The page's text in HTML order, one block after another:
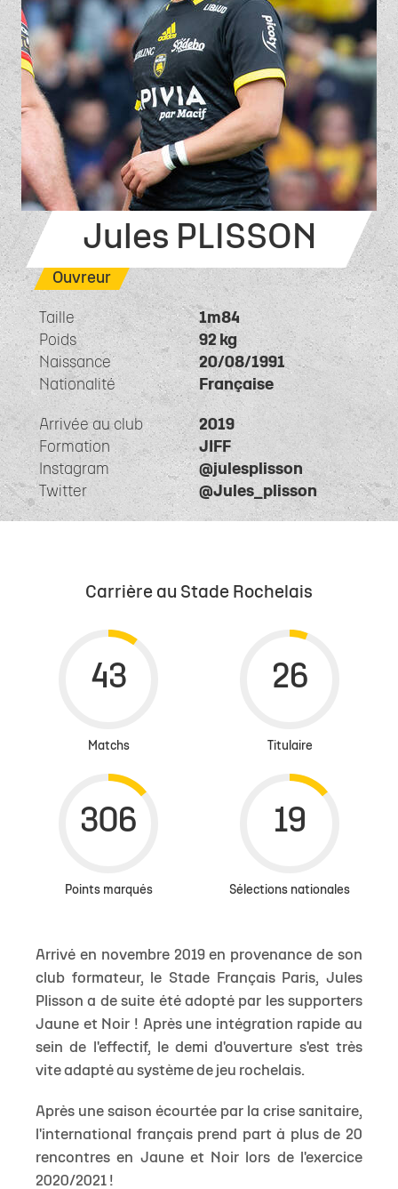
Jules PLISSON
Ouvreur
Taille
1m84
Poids
92 kg
Naissance
20/08/1991
Nationalité
Française
Arrivée au club
2019
Formation
JIFF
Instagram
@julesplisson
Twitter
@Jules_plisson
Carrière au Stade Rochelais
Matchs Titulaire
Points marqués Sélections nationales
Arrivé en novembre 2019 en provenance de son
club formateur, le Stade Français Paris, Jules
Plisson a de suite été adopté par les supporters
Jaune et Noir ! Après une intégration rapide au
sein de l'effectif, le demi d'ouverture s'est très
vite adapté au système de jeu rochelais.
Après une saison écourtée par la crise sanitaire,
l'international français prend part à plus de 20
rencontres en Jaune et Noir lors de l'exercice
2020/2021 !